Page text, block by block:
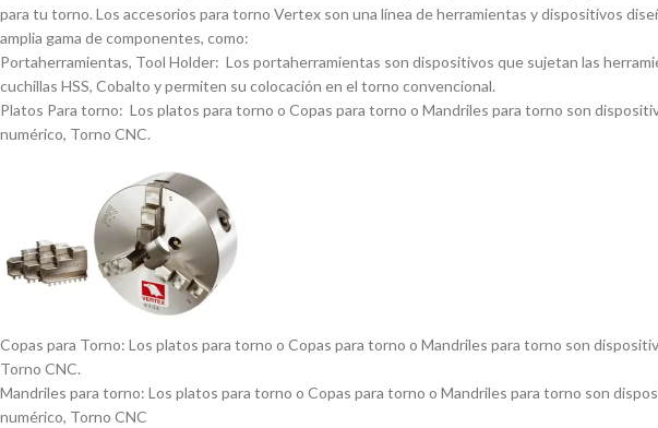
para tu torno. Los accesorios para torno Vertex son una lí­nea de herramientas y dispositivos
amplia gama de componentes, como:
Portaherramientas, Tool Holder: Los portaherramientas son dispositivos que sujetan las
cuchillas HSS, Cobalto y permiten su colocación en el torno convencional.
Platos Para torno: Los platos para torno o Copas para torno o Mandriles para torno son
numérico, Torno CNC.
Copas para Torno: Los platos para torno o Copas para torno o Mandriles para torno son
Torno CNC.
Mandriles para torno: Los platos para torno o Copas para torno o Mandriles para torno son
numérico, Torno CNC